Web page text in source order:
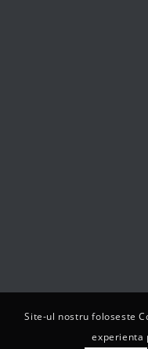
Site-ul nostru foloseste
experienta